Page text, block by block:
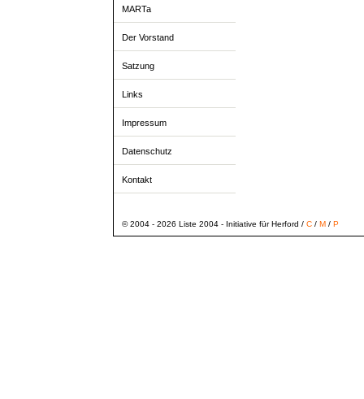
MARTa
Der Vorstand
Satzung
Links
Impressum
Datenschutz
Kontakt
© 2004 - 2026 Liste 2004 - Initiative für Herford / C/ M/ P